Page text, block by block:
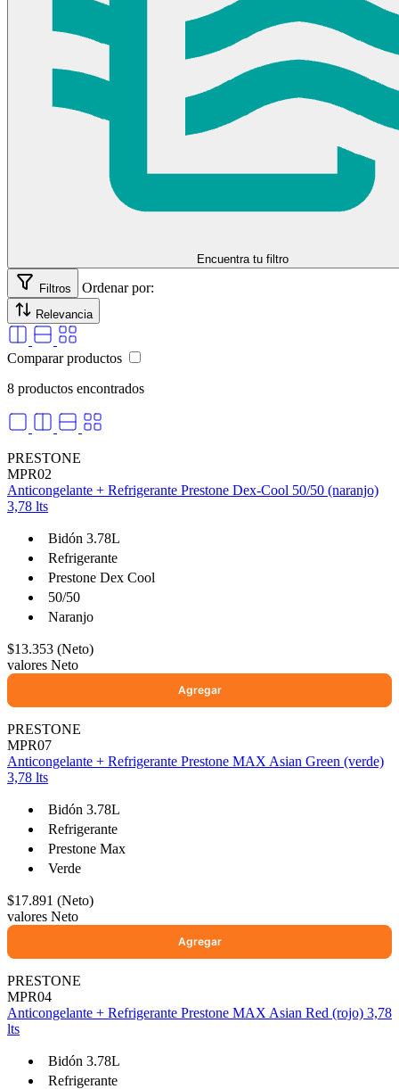
selladores
Encuentra tu filtro
Filtros Ordenar por:
Relevancia
Comparar productos
8 productos encontrados
PRESTONE
MPR02
Anticongelante + Refrigerante Prestone Dex-Cool 50/50 (naranjo)
3,78 lts
Bidón 3.78L
Refrigerante
Prestone Dex Cool
50/50
Naranjo
$13.353 (Neto)
valores Neto
PRESTONE
MPR07
Anticongelante + Refrigerante Prestone MAX Asian Green (verde)
3,78 lts
Bidón 3.78L
Refrigerante
Prestone Max
Verde
$17.891 (Neto)
valores Neto
PRESTONE
MPR04
Anticongelante + Refrigerante Prestone MAX Asian Red (rojo) 3,78
lts
Bidón 3.78L
Refrigerante